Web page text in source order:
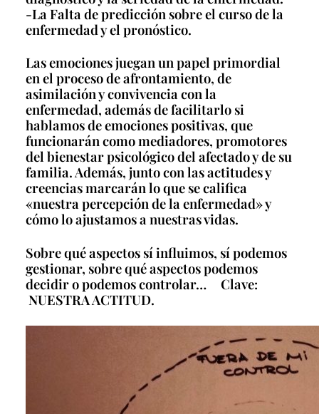
-La Falta de predicción sobre el curso de la
enfermedad y el pronóstico.
Las emociones juegan un papel primordial
en el proceso de afrontamiento, de
asimilación y convivencia con la
enfermedad, además de facilitarlo si
hablamos de emociones positivas, que
funcionarán como mediadores, promotores
del bienestar psicológico del afectado y de su
familia. Además, junto con las actitudes y
creencias marcarán lo que se califica
«nuestra percepción de la enfermedad» y
cómo lo ajustamos a nuestras vidas.
Sobre qué aspectos sí influimos, sí podemos
gestionar, sobre qué aspectos podemos
decidir o podemos controlar… Clave:
NUESTRA ACTITUD.